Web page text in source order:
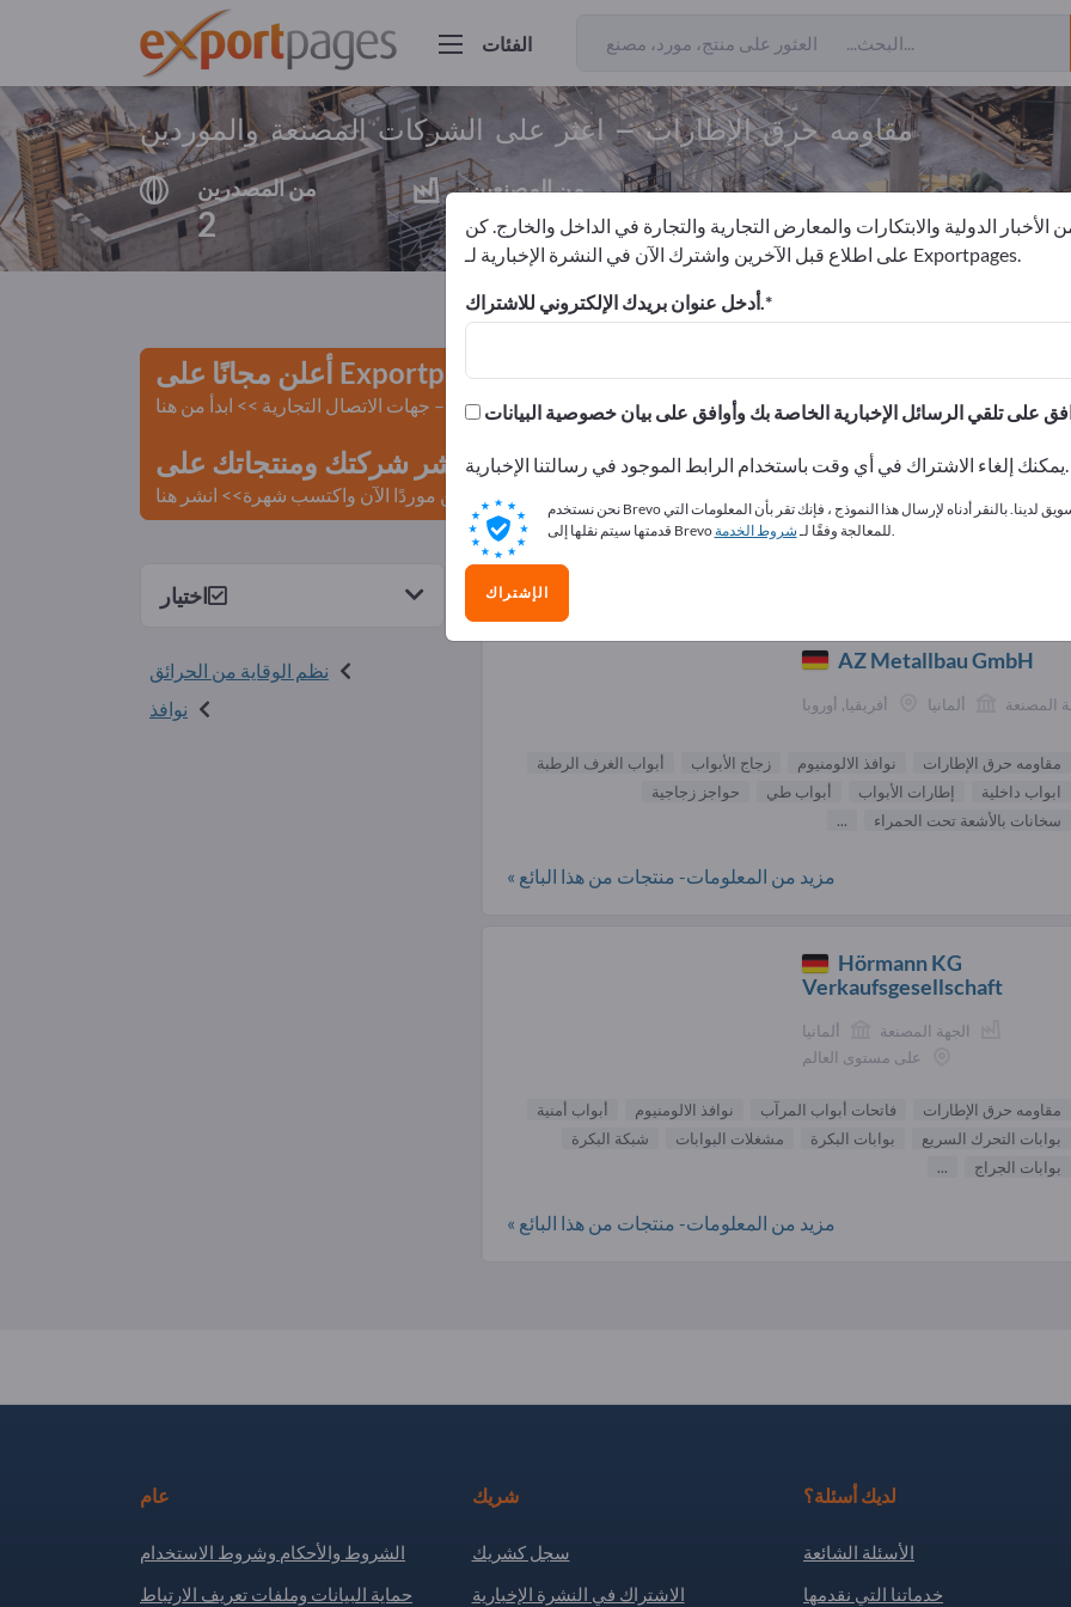
الفئات
مقاومه حرق الإطارات – اعثر على الشركات المصنعة والموردين
من المصدرين
2
من المصنعين
2
أعلن مجانًا على Exportpages!
الاحتياجات – العروض – السلع المستعملة – جهات الاتصال التجارية >> ابدأ من هنا
انشر شركتك ومنتجاتك على Exportpages.
كن موردًا الآن واكتسب شهرة>> انشر هنا
اختيار
نظم الوقاية من الحرائق
نوافذ
الموردون مقاومه حرق الإطارات (2)
AZ Metallbau GmbH
المصنعة ألمانيا أفريقيا, أوروبا
مقاومه حرق الإطارات نوافذ الالومنيوم زجاج الأبواب
أبواب الغرف الرطبة
ابواب داخلية
إطارات الأبواب أبواب طي
حواجز زجاجية
سخانات بالأشعة تحت الحمراء
...
مزيد من المعلومات- منتجات من هذا البائع »
Hörmann KG
Verkaufsgesellschaft
الجهة المصنعة
ألمانيا
على مستوى العالم
مقاومه حرق الإطارات فاتحات أبواب المرآب نوافذ الالومنيوم
أبواب أمنية
بوابات التحرك السريع
بوابات البكرة مشغلات البوابات
شبكة البكرة
بوابات الجراج
...
مزيد من المعلومات- منتجات من هذا البائع »
عام
الشروط والأحكام وشروط الاستخدام
حماية البيانات وملفات تعريف الارتباط
شريك
سجل كشريك
الاشتراك في النشرة الإخبارية
لديك أسئلة؟
الأسئلة الشائعة
خدماتنا التي نقدمها
الأخبار الدولية والابتكارات والمعارض التجارية والتجارة في الداخل والخارج. كن
على اطلاع قبل الآخرين واشترك الآن في النشرة الإخبارية لـ Exportpages.
أدخل عنوان بريدك الإلكتروني للاشتراك.
يمكنك إلغاء الاشتراك في أي وقت باستخدام الرابط الموجود في رسالتنا الإخبارية.
نحن نستخدم Brevo كمنصة تسويق لدينا. بالنقر أدناه لإرسال هذا النموذج ، فإنك تقر بأن المعلومات التي
قدمتها سيتم نقلها إلى Brevo للمعالجة وفقًا لـشروط الخدمة .
الإشتراك